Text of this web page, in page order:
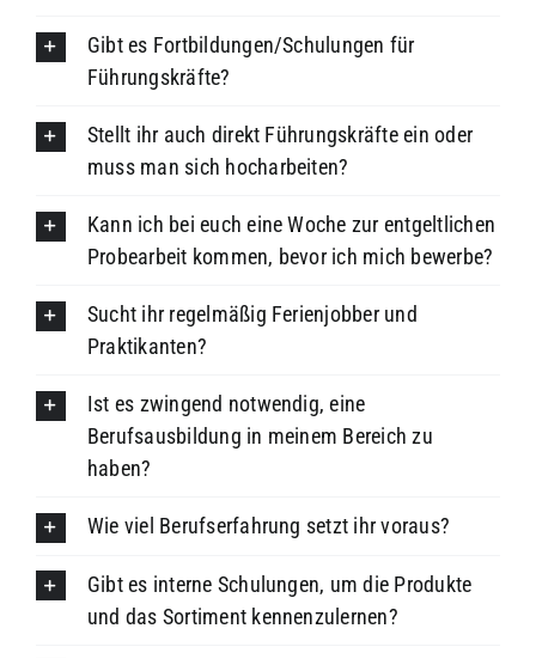
Gibt es Fortbildungen/Schulungen für
Führungskräfte?
Stellt ihr auch direkt Führungskräfte ein oder
muss man sich hocharbeiten?
Kann ich bei euch eine Woche zur entgeltlichen
Probearbeit kommen, bevor ich mich bewerbe?
Sucht ihr regelmäßig Ferienjobber und
Praktikanten?
Ist es zwingend notwendig, eine
Berufsausbildung in meinem Bereich zu
haben?
Wie viel Berufserfahrung setzt ihr voraus?
Gibt es interne Schulungen, um die Produkte
und das Sortiment kennenzulernen?